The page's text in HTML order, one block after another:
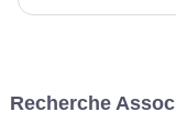
professionnels…
Recherche